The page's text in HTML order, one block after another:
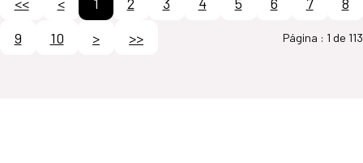
9
10 > >> Página : 1 de 113